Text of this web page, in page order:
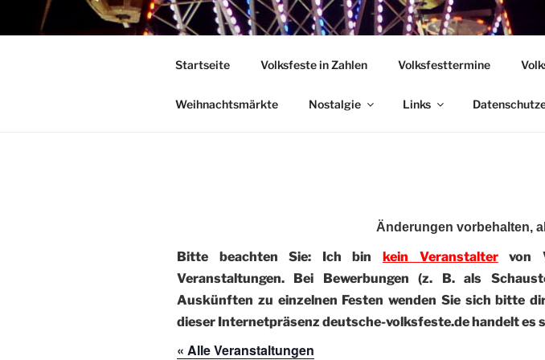
DEUTSCHE
Startseite Volksfeste in Zahlen Volksfesttermine
Weihnachtsmärkte Nostalgie Links
Änderungen vorbehalten,
Bitte beachten Sie: Ich bin kein Veranstaltervon
Veranstaltungen. Bei Bewerbungen (z. B. als
Auskünften zu einzelnen Festen wenden Sie sich bitte
dieser Internetpräsenz deutsche-volksfeste.de handelt es
« Alle Veranstaltungen